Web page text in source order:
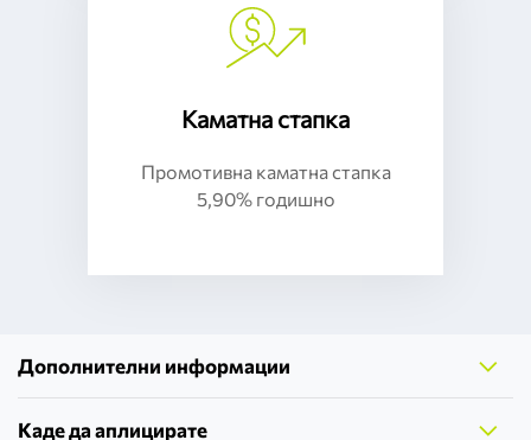
Каматна стапка
Промотивна каматна стапка
5,90% годишно
Дополнителни информации
Каде да аплицирате